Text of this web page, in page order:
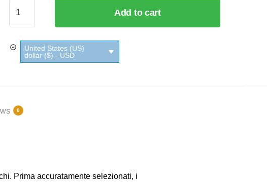
Caffè
Compatibili
Nespresso
Espresso
quantity
Add to cart
United States (US)
dollar ($) - USD
0
Prima accuratamente selezionati, i